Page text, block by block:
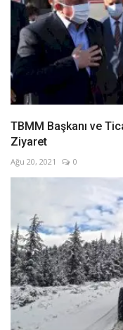
TBMM Başkanı ve
Ziyaret
Ağu 20, 2021 0